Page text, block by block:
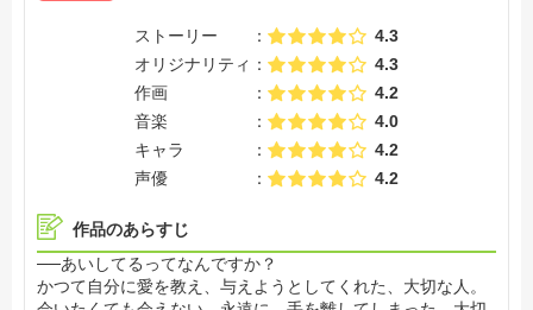
ストーリー
4.3
オリジナリティ
4.3
作画
4.2
音楽
4.0
キャラ
4.2
声優
4.2
作品のあらすじ
──あいしてるってなんですか？
かつて自分に愛を教え、与えようとしてくれた、大切な人。